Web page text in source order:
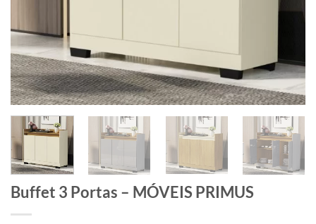
Buffet 3 Portas – MÓVEIS PRIMUS